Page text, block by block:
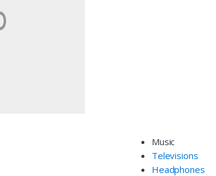
Music
Televisions
Headphones